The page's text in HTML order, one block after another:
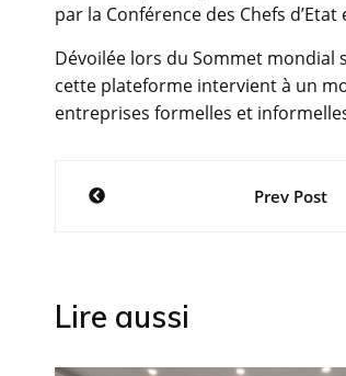
par la Conférence des Chefs
Dévoilée lors du Sommet mondial
cette plateforme intervient à un
entreprises formelles et
NavigationPrev Post
Lire aussi